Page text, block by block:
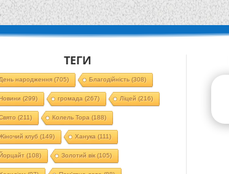
ТЕГИ
День народження(705) Благодійність (308)
(299) громада (267) Ліцей (216)
(211) Колель Тора (188)
клуб (149) Ханука (111)
(108) Золотий вік(105)